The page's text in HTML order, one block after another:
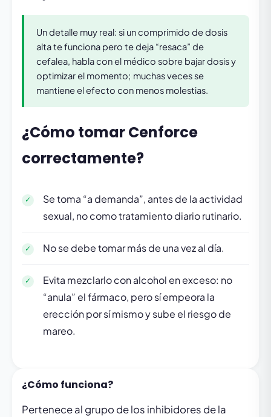
Un detalle muy real: si un comprimido de dosis
alta te funciona pero te deja “resaca” de
cefalea, habla con el médico sobre bajar dosis y
optimizar el momento; muchas veces se
mantiene el efecto con menos molestias.
¿Cómo tomar Cenforce
correctamente?
Se toma “a demanda”, antes de la actividad
sexual, no como tratamiento diario rutinario.
No se debe tomar más de una vez al día.
Evita mezclarlo con alcohol en exceso: no
“anula” el fármaco, pero sí empeora la
erección por sí mismo y sube el riesgo de
mareo.
¿Cómo funciona?
Pertenece al grupo de los inhibidores de la